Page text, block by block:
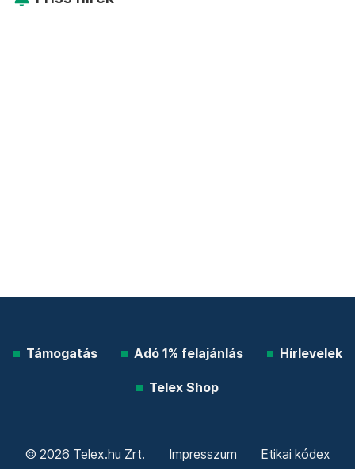
Támogatás Adó 1% felajánlás Hírlevelek
Telex Shop
© 2026 Telex.hu Zrt. Impresszum Etikai kódex